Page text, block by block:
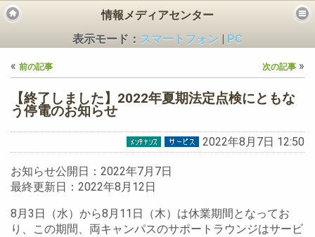
情報メディアセンター
表示モード： スマートフォン
PC
« 前の記事 次の記事 »
【終了しました】2022年夏期法定点検にともな
う停電のお知らせ
2022年8月7日 12:50
お知らせ公開日：2022年7月7日
最終更新日：2022年8月12日
8月3日（水）から8月11日（木）は休業期間となってお
り、この期間、両キャンパスのサポートラウンジはサービ